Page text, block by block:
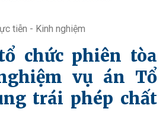
tiễn - Kinh nghiệm
chức phiên tòa
vụ án Tổ
trái phép chất